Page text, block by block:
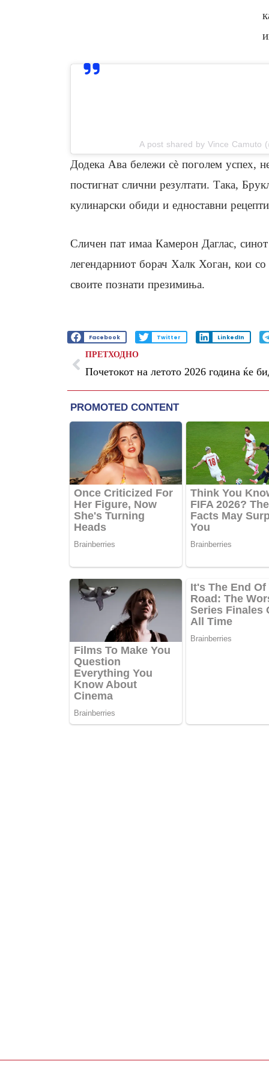
A post shared by Vince Camuto
Додека Ава бележи сè поголем успех,
постигнат слични резултати. Така,
кулинарски обиди и едноставни
Сличен пат имаа Камерон Даглас,
легендарниот борач Халк Хоган, кои
своите познати презимиња.
Facebook Twitter LinkedIn
ПРЕТХОДНО